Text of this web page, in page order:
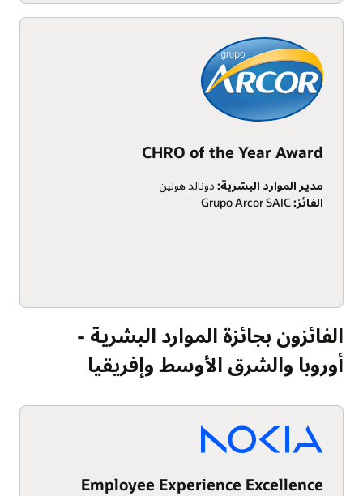
CHRO of the Year Award
مدير الموارد البشرية: دونالد هولين
الفائز:
الفائزون بجائزة الموارد البشرية -
أوروبا والشرق الأوسط وإفريقيا
Employee Experience Excellence